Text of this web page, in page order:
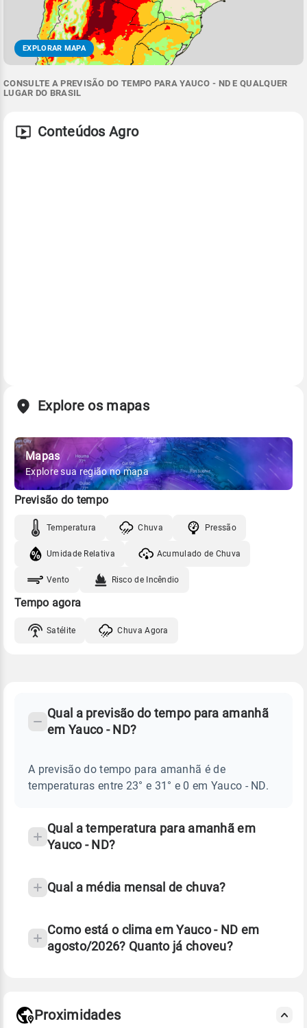
EXPLORAR MAPA
CONSULTE A PREVISÃO DO TEMPO PARA YAUCO - ND E QUALQUER
LUGAR DO BRASIL
Conteúdos Agro
Explore os mapas
Mapas
Explore sua região no mapa
Previsão do tempo
Temperatura Chuva Pressão
Umidade Relativa Acumulado de Chuva
Vento Risco de Incêndio
Tempo agora
Satélite Chuva Agora
Perguntas
sobre
chuva
temperatura
Qual a previsão do tempo para amanhã
em Yauco - ND?
A previsão do tempo para amanhã é de
temperaturas entre 23° e 31° e 0 em Yauco - ND.
Qual a temperatura para amanhã em
Yauco - ND?
Qual a média mensal de chuva?
Como está o clima em Yauco - ND em
agosto/2026? Quanto já choveu?
Proximidades